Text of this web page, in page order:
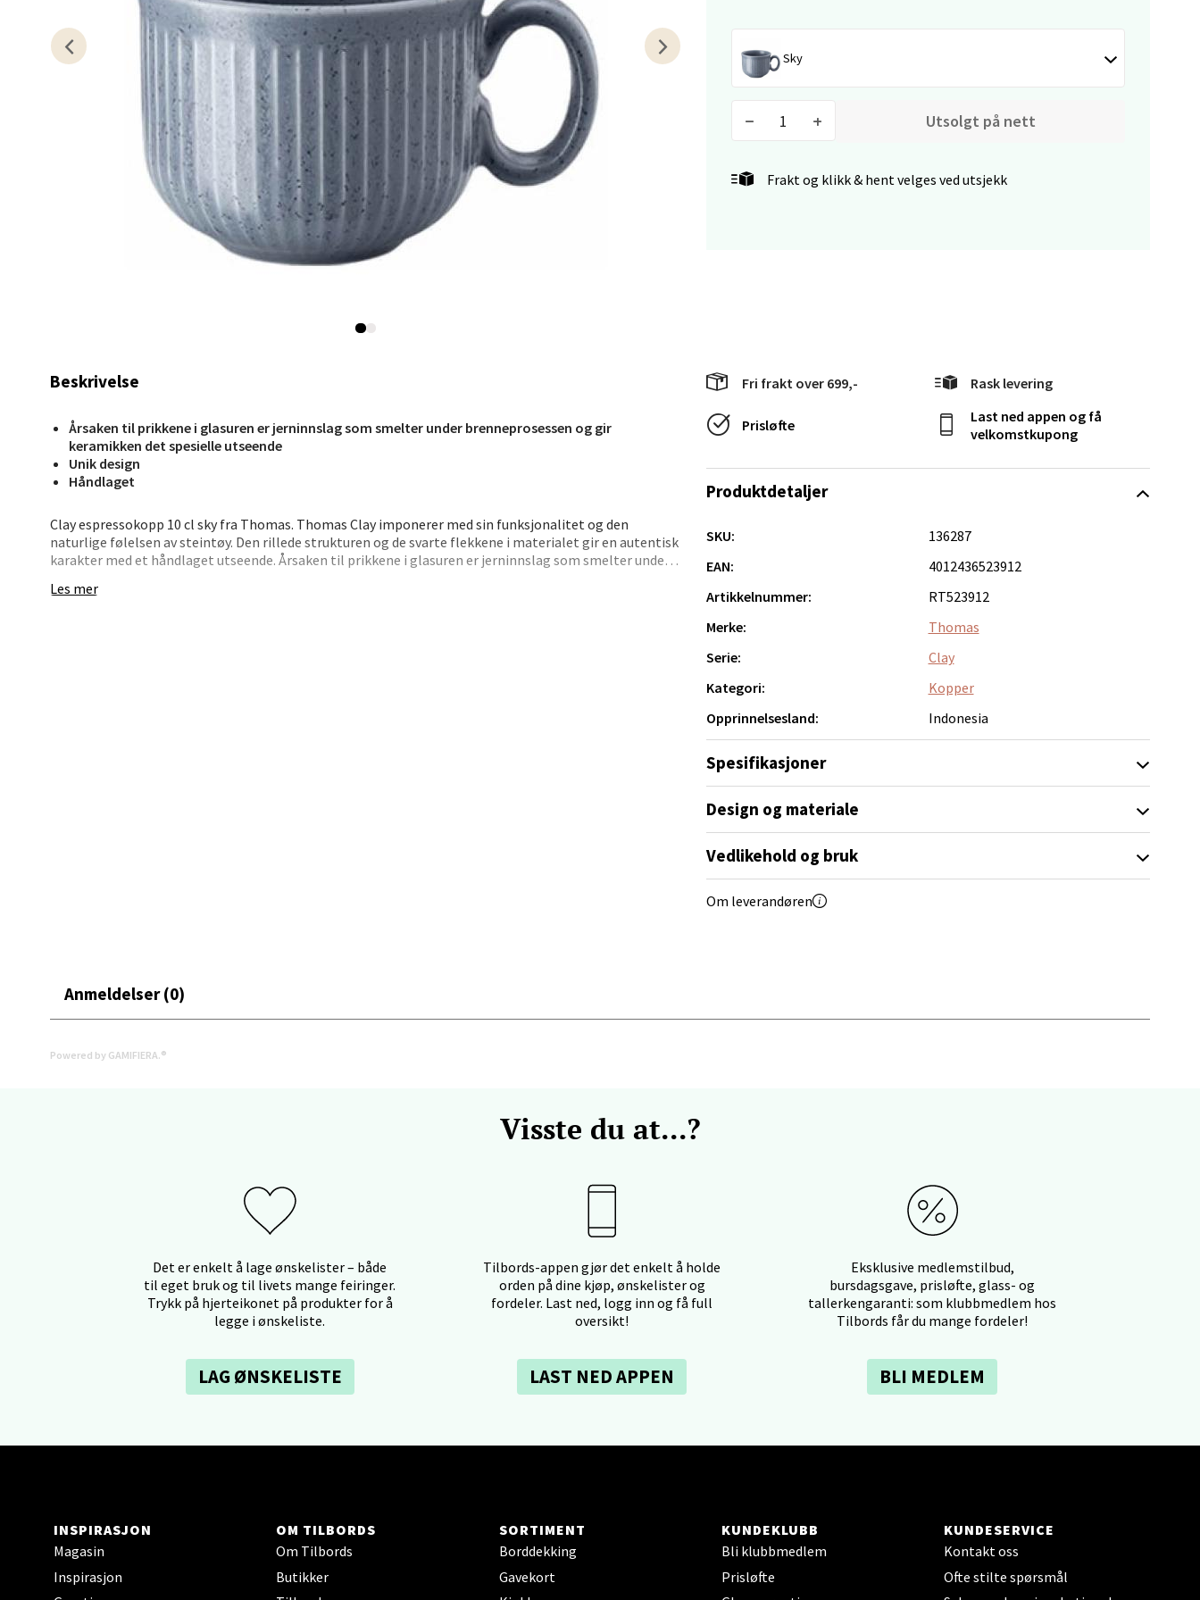
Sky
Utsolgt på nett
Frakt og klikk & hent velges ved utsjekk
Beskrivelse
Årsaken til prikkene i glasuren er jerninnslag som smelter under brenneprosessen og gir
keramikken det spesielle utseende
Unik design
Håndlaget
Clay espressokopp 10 cl sky fra Thomas. Thomas Clay imponerer med sin funksjonalitet og den
naturlige følelsen av steintøy. Den rillede strukturen og de svarte flekkene i materialet gir en autentisk
karakter med et håndlaget utseende. Årsaken til prikkene i glasuren er jerninnslag som smelter under
Les mer
Fri frakt over 699,- Rask levering
Prisløfte
Last ned appen og få
velkomstkupong
Produktdetaljer
SKU:
136287
EAN:
4012436523912
Artikkelnummer:
RT523912
Merke:
Thomas
Serie:
Clay
Kategori:
Kopper
Opprinnelsesland:
Indonesia
Spesifikasjoner
Design og materiale
Vedlikehold og bruk
Om leverandøren
Anmeldelser (0)
Powered by GAMIFIERA.®
Visste du at...?
Det er enkelt å lage ønskelister – både
til eget bruk og til livets mange feiringer.
Trykk på hjerteikonet på produkter for å
legge i ønskeliste.
LAG ØNSKELISTE
Tilbords-appen gjør det enkelt å holde
orden på dine kjøp, ønskelister og
fordeler. Last ned, logg inn og få full
oversikt!
LAST NED APPEN
Eksklusive medlemstilbud,
bursdagsgave, prisløfte, glass- og
tallerkengaranti: som klubbmedlem hos
Tilbords får du mange fordeler!
BLI MEDLEM
INSPIRASJON
Magasin
Inspirasjon
OM TILBORDS
Om Tilbords
Butikker
SORTIMENT
Borddekking
Gavekort
KUNDEKLUBB
Bli klubbmedlem
Prisløfte
KUNDESERVICE
Kontakt oss
Ofte stilte spørsmål
0 i butikk
Sandefjord - Hvaltorvet
Torget 7, 3210 Sandefjord
Åpent i dag 10-20
0 i butikk
Velg
Tromsø - Jekta Storsenter
Åpent i dag 10-21
Harstad - Thon Senter Kanebogen
Velg
Lillemarkens markensgate 25B, 4611 Kristiansand
Åpent i dag 09-18
Velg
Bryne/Jæren - M44
Jupiterveien 2, 4340 Bryne